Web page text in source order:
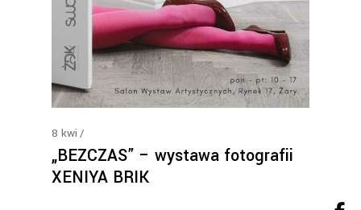
8 kwi
„BEZCZAS” – wystawa fotografii
XENIYA BRIK